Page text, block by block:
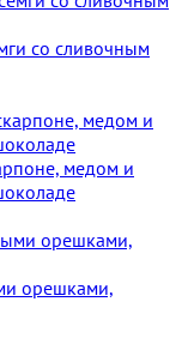
со сливочным
медом и
орешками,